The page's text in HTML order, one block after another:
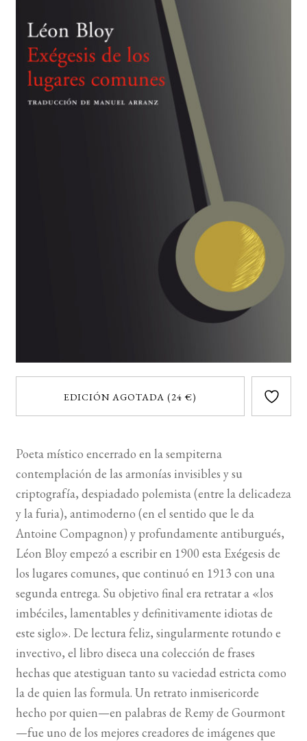
BUSCAR
LISTA DE LIBROS
EDICIÓN AGOTADA (24 €)
Poeta místico encerrado en la sempiterna
contemplación de las armonías invisibles y su
criptografía, despiadado polemista (entre la delicadeza
y la furia), antimoderno (en el sentido que le da
Antoine Compagnon) y profundamente antiburgués,
Léon Bloy empezó a escribir en 1900 esta Exégesis de
los lugares comunes, que continuó en 1913 con una
segunda entrega. Su objetivo final era retratar a «los
imbéciles, lamentables y definitivamente idiotas de
este siglo». De lectura feliz, singularmente rotundo e
invectivo, el libro diseca una colección de frases
hechas que atestiguan tanto su vaciedad estricta como
la de quien las formula. Un retrato inmisericorde
hecho por quien—en palabras de Remy de Gourmont
—fue uno de los mejores creadores de imágenes que